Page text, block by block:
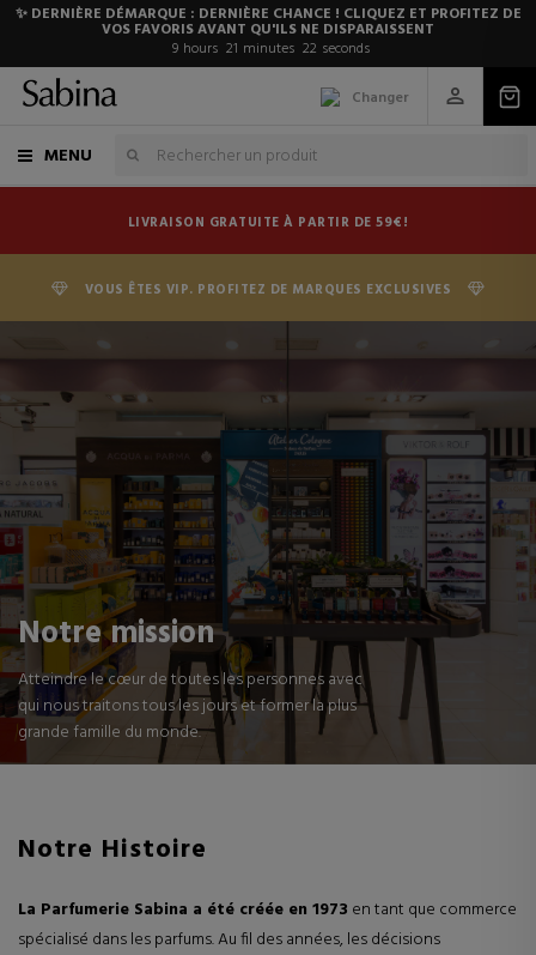
✨ DERNIÈRE DÉMARQUE : DERNIÈRE CHANCE ! CLIQUEZ ET PROFITEZ DE
VOS FAVORIS AVANT QU'ILS NE DISPARAISSENT
9 hours 21 minutes 21 seconds
Changer
MENU
LIVRAISON GRATUITE À PARTIR DE 59€!
VOUS ÊTES VIP. PROFITEZ DE MARQUES EXCLUSIVES
Notre mission
Atteindre le cœur de toutes les personnes avec
qui nous traitons tous les jours et former la plus
grande famille du monde.
Notre Histoire
La Parfumerie Sabina a été créée en 1973 en tant que commerce
spécialisé dans les parfums. Au fil des années, les décisions